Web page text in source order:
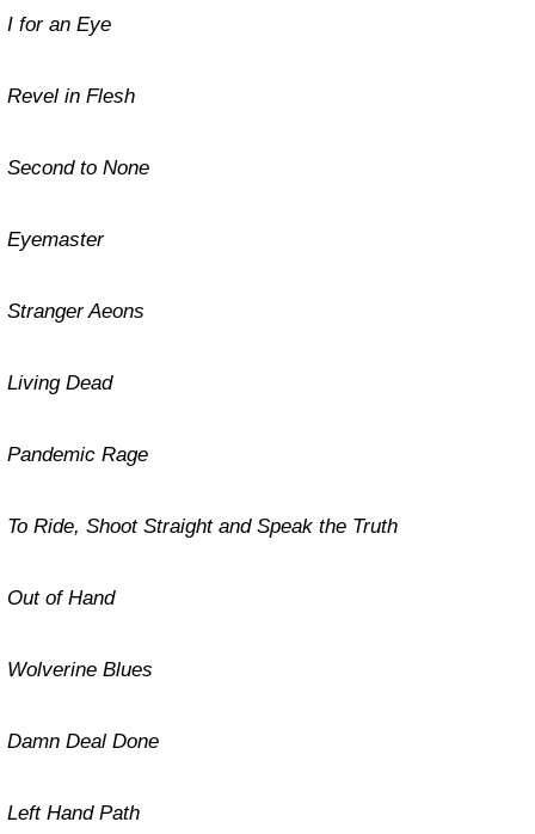
I for an Eye
Revel in Flesh
Second to None
Eyemaster
Stranger Aeons
Living Dead
Pandemic Rage
To Ride, Shoot Straight and Speak the Truth
Out of Hand
Wolverine Blues
Damn Deal Done
Left Hand Path